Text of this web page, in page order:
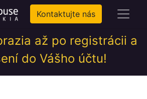
Kontaktujte nás
až po registrácii a
do Vášho účtu!